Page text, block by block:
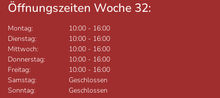
Öffnungszeiten Woche 32:
Montag: 10:00 - 16:00
Dienstag:
10:00 - 16:00
Mittwoch:
10:00 - 16:00
Donnerstag:
10:00 - 16:00
Freitag:
10:00 - 16:00
Samstag:
Geschlossen
Sonntag:
Geschlossen